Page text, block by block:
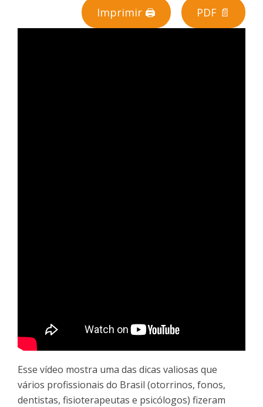
Imprimir 🖨 PDF 📄
Esse vídeo mostra uma das dicas valiosas que
vários profissionais do Brasil (otorrinos, fonos,
dentistas, fisioterapeutas e psicólogos) fizeram